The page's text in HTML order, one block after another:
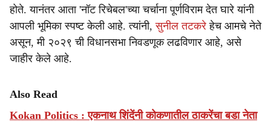
होते. यानंतर आता 'नॉट रिचेबल'च्या चर्चाना पूर्णविराम देत घारे यांनी
आपली भूमिका स्पष्ट केली आहे. त्यांनी,सुनील तटकरे हेच आमचे नेते
असून, मी २०२९ ची विधानसभा निवडणूक लढविणार आहे, असे
जाहीर केले आहे.
Also Read
Kokan Politics : एकनाथ शिंदेंनी कोकणातील ठाकरेंचा बडा नेता